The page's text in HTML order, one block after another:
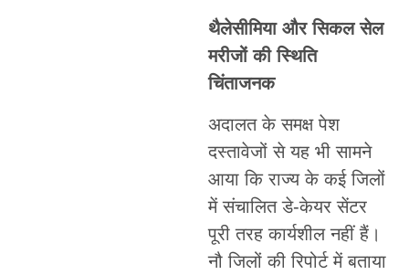
थैलेसीमिया और सिकल सेल
मरीजों की स्थिति
चिंताजनक
अदालत के समक्ष पेश
दस्तावेजों से यह भी सामने
आया कि राज्य के कई जिलों
में संचालित डे-केयर सेंटर
पूरी तरह कार्यशील नहीं हैं।
नौ जिलों की रिपोर्ट में बताया